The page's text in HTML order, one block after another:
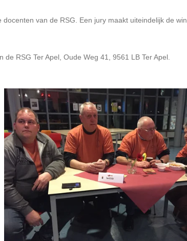
van de RSG. Een jury maakt uiteindelijk de
RSG Ter Apel, Oude Weg 41, 9561 LB Ter Apel.